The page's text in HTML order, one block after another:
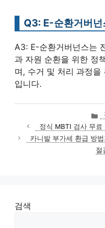
Q3: E-순환거버
A3: E-순환거버넌스는
과 자원 순환을 위한 정
며, 수거 및 처리 과정을
입니다.
정식 MBTI 검사 무료
카니발 부가세 환급 방
절
검색